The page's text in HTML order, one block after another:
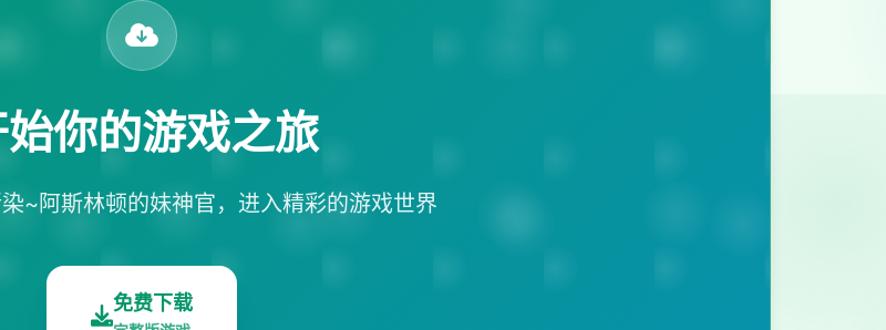
你的游戏之旅
~阿斯林顿的妹神官，进入精彩的游戏世界
免费下载